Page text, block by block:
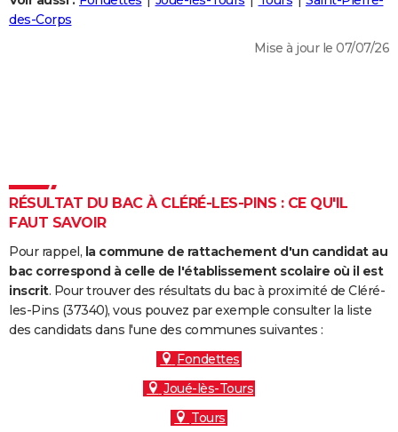
Destinations
City break
Voyage nature
Voyage de noces
Forum
Climat
+
PHOTO
Dictionnaire
Biographies
Citations
Expressions
Proverbes
PROGRAMME TV
S'inscrire
Se connecter
Lycées
Collèges
Primaires
Universités
Entreprises
Service militaire
Avis de recherche
AVIS DE DÉCÈS
FORUM
des-Corps
Mise à jour le 07/07/26
RÉSULTAT DU BAC À CLÉRÉ-LES-PINS : CE QU'IL
FAUT SAVOIR
Pour rappel, la commune de rattachement d'un candidat au
bac correspond à celle de l'établissement scolaire où il est
inscrit. Pour trouver des résultats du bac à proximité de Cléré-
les-Pins (37340), vous pouvez par exemple consulter la liste
des candidats dans l'une des communes suivantes :
Fondettes
Joué-lès-Tours
Tours